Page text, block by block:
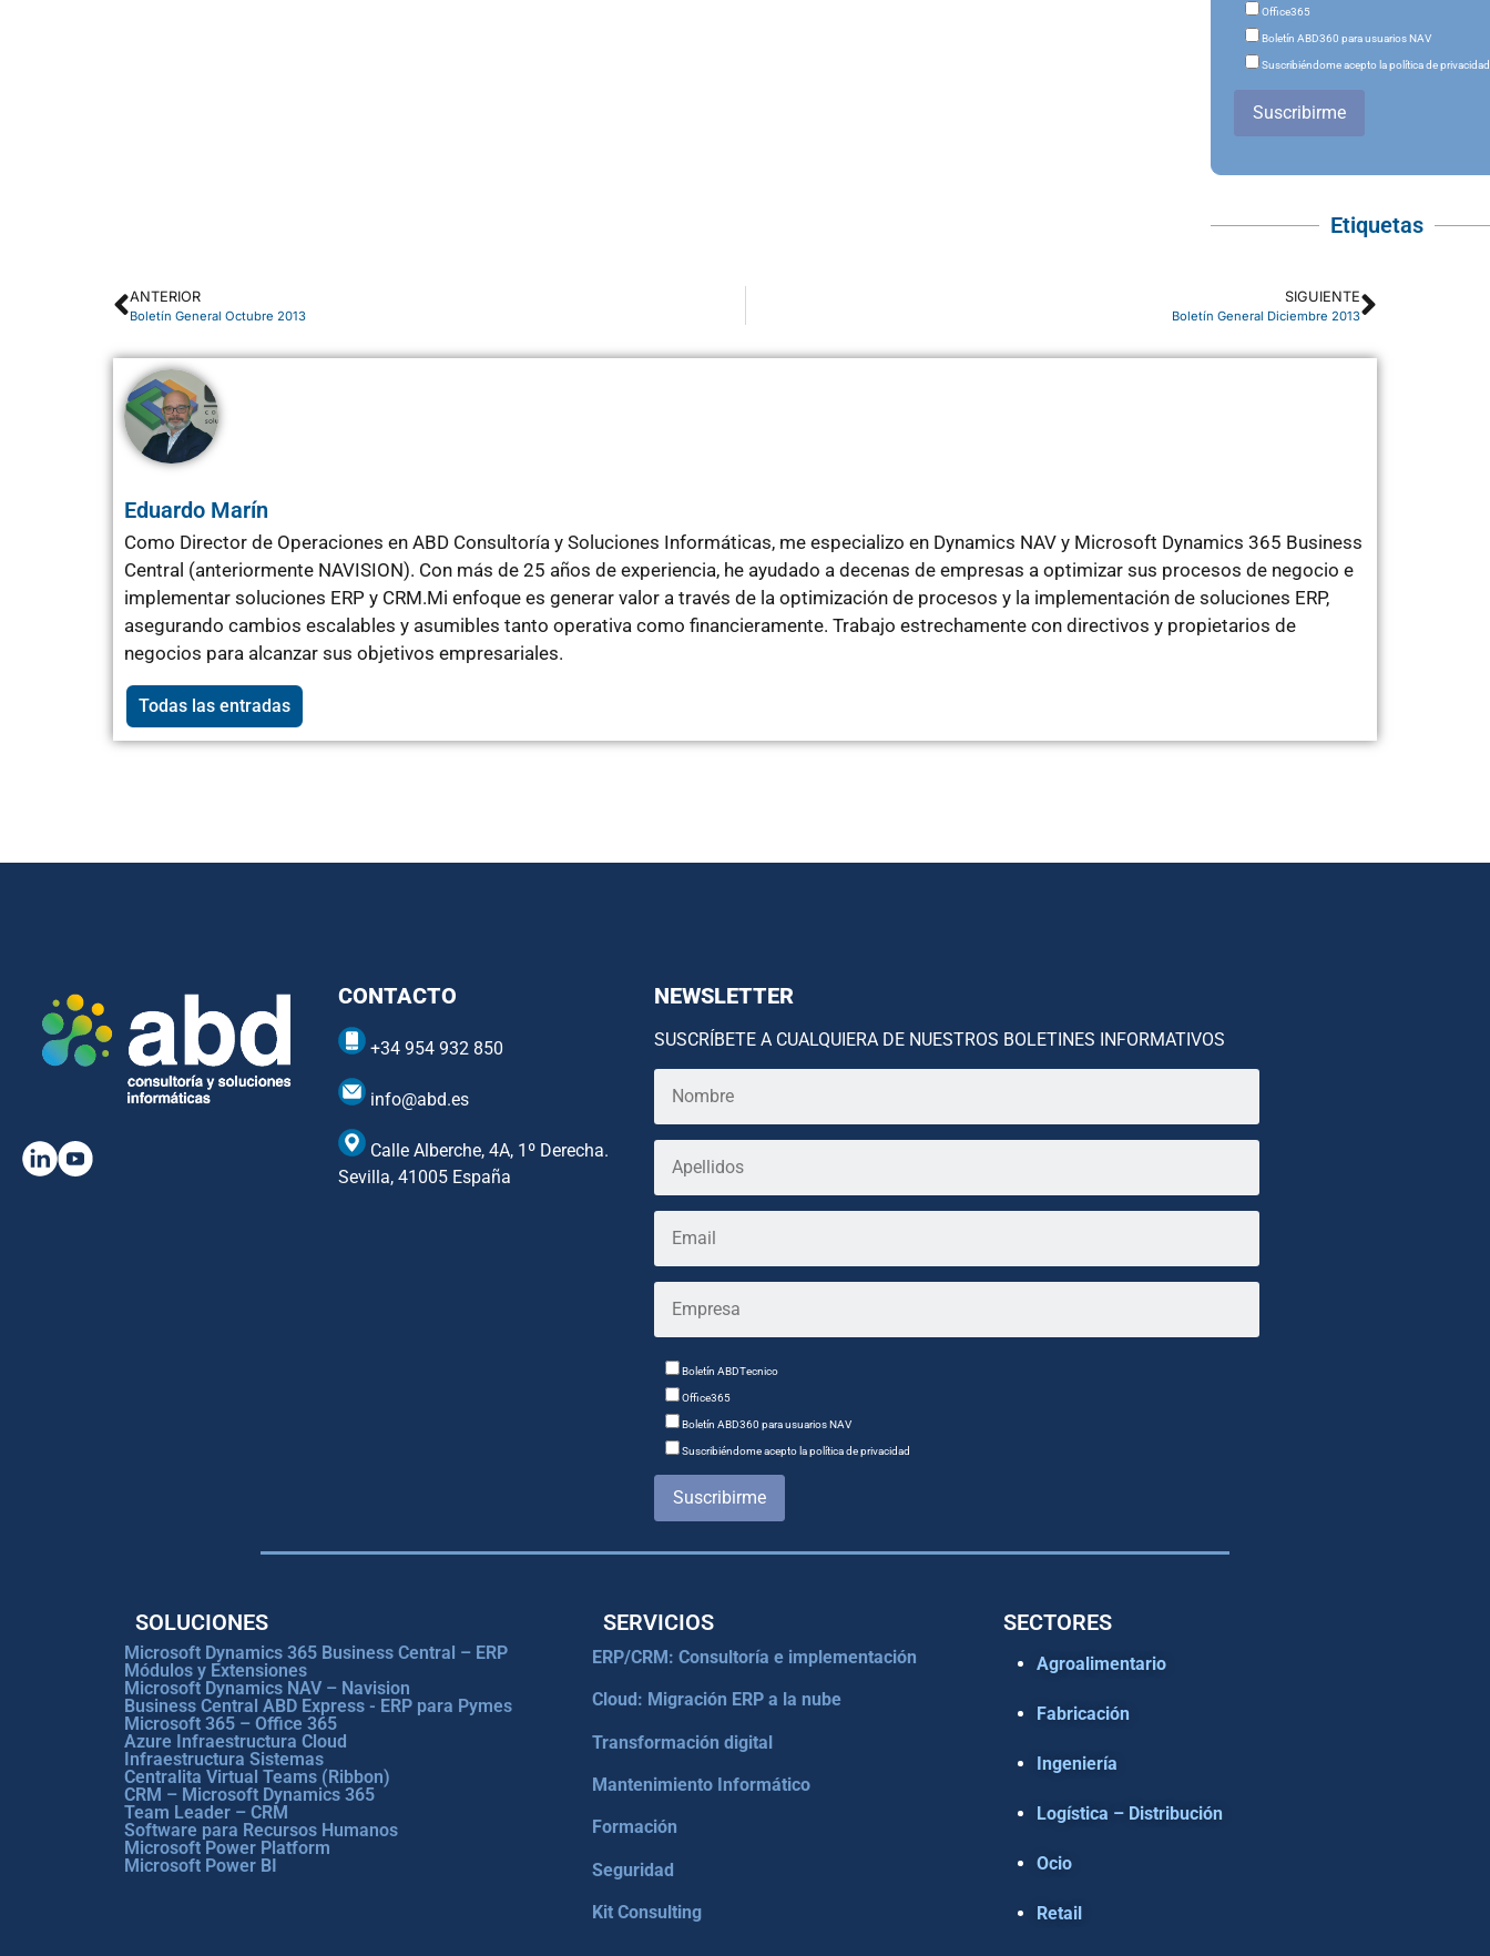
Office365
Boletín ABD360 para usuarios NAV
Suscribiéndome acepto la política de privacidad
Suscribirme
Etiquetas
ANTERIOR
Boletín General Octubre 2013
SIGUIENTE
Boletín General Diciembre 2013
Eduardo Marín
Como Director de Operaciones en ABD Consultoría y Soluciones Informáticas, me especializo en Dynamics NAV y Microsoft Dynamics 365 Business
Central (anteriormente NAVISION). Con más de 25 años de experiencia, he ayudado a decenas de empresas a optimizar sus procesos de negocio e
implementar soluciones ERP y CRM.Mi enfoque es generar valor a través de la optimización de procesos y la implementación de soluciones ERP,
asegurando cambios escalables y asumibles tanto operativa como financieramente. Trabajo estrechamente con directivos y propietarios de
negocios para alcanzar sus objetivos empresariales.
Todas las entradas
CONTACTO
+34 954 932 850
info@abd.es
Calle Alberche, 4A, 1º Derecha.
Sevilla, 41005 España
NEWSLETTER
SUSCRÍBETE A CUALQUIERA DE NUESTROS BOLETINES INFORMATIVOS
Boletín ABDTecnico
Office365
Boletín ABD360 para usuarios NAV
Suscribiéndome acepto la política de privacidad
Suscribirme
SOLUCIONES
Microsoft Dynamics 365 Business Central – ERP
Módulos y Extensiones
Microsoft Dynamics NAV – Navision
Business Central ABD Express - ERP para Pymes
Microsoft 365 – Office 365
Azure Infraestructura Cloud
Infraestructura Sistemas
Centralita Virtual Teams (Ribbon)
CRM – Microsoft Dynamics 365
Team Leader – CRM
Software para Recursos Humanos
Microsoft Power Platform
Microsoft Power BI
SERVICIOS
ERP/CRM: Consultoría e implementación
Cloud: Migración ERP a la nube
Transformación digital
Mantenimiento Informático
Formación
Seguridad
Kit Consulting
SECTORES
Agroalimentario
Fabricación
Ingeniería
Logística – Distribución
Ocio
Retail